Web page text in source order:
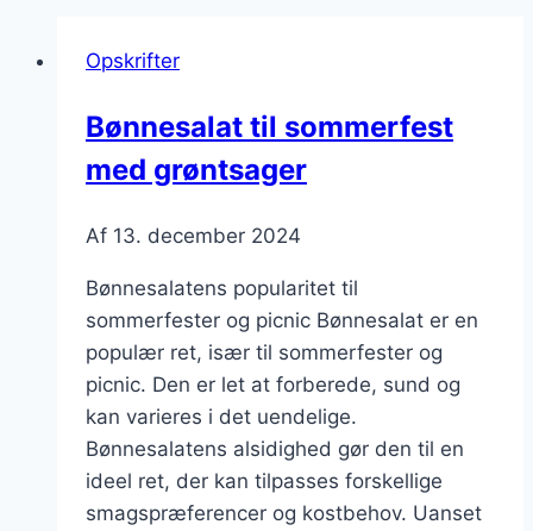
Opskrifter
Bønnesalat til sommerfest
med grøntsager
Af 13. december 2024
Bønnesalatens popularitet til
sommerfester og picnic Bønnesalat er en
populær ret, især til sommerfester og
picnic. Den er let at forberede, sund og
kan varieres i det uendelige.
Bønnesalatens alsidighed gør den til en
ideel ret, der kan tilpasses forskellige
smagspræferencer og kostbehov. Uanset